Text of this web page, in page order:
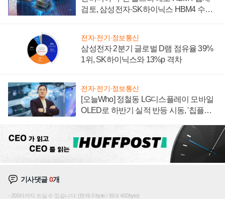
검토, 삼성전자·SK하이닉스 HBM4 수율
전자·전기·정보통신
삼성전자 2분기 글로벌 D램 점유율 39%
1위, SK하이닉스와 13%p 격차
전자·전기·정보통신
[오늘Who] 정철동 LG디스플레이 모바일
OLED로 하반기 실적 반등 시동, '칩플레
기사댓글0개
200자까지 쓰실 수 있습니다. (현재 0 byte / 최대 400byte)